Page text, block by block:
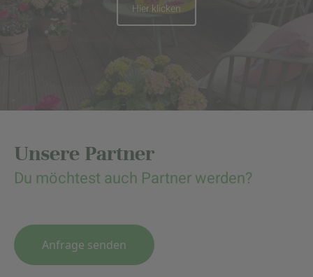
Hier klicken
Unsere Partner
Du möchtest auch Partner werden?
Anfrage senden